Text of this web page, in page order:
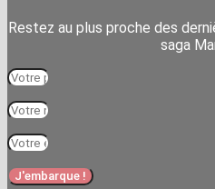
Restez au plus proche des
saga
J'embarque !